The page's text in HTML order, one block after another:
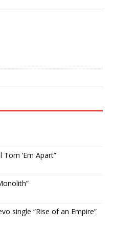
‘Em Apart”
single “Rise of an Empire”